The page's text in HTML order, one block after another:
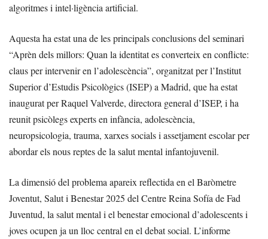
algoritmes i intel·ligència artificial.
Aquesta ha estat una de les principals conclusions del seminari
“Aprèn dels millors: Quan la identitat es converteix en conflicte:
claus per intervenir en l’adolescència”, organitzat per l’Institut
Superior d’Estudis Psicològics (ISEP) a Madrid, que ha estat
inaugurat per Raquel Valverde, directora general d’ISEP, i ha
reunit psicòlegs experts en infància, adolescència,
neuropsicologia, trauma, xarxes socials i assetjament escolar per
abordar els nous reptes de la salut mental infantojuvenil.
La dimensió del problema apareix reflectida en el Baròmetre
Joventut, Salut i Benestar 2025 del Centre Reina Sofía de Fad
Juventud, la salut mental i el benestar emocional d’adolescents i
joves ocupen ja un lloc central en el debat social. L’informe